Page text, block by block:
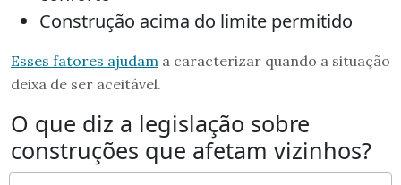
Construção acima do limite permitido
Esses fatores ajudam a caracterizar quando a situação
deixa de ser aceitável.
O que diz a legislação sobre
construções que afetam vizinhos?